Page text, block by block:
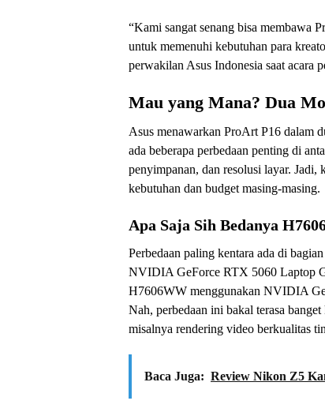
“Kami sangat senang bisa membawa
untuk memenuhi kebutuhan para
perwakilan Asus Indonesia saat acara
Mau yang Mana? Dua
Asus menawarkan ProArt P16 dalam
ada beberapa perbedaan penting di
penyimpanan, dan resolusi layar. Jadi,
kebutuhan dan budget masing-masing.
Apa Saja Sih Bedanya
Perbedaan paling kentara ada di
NVIDIA GeForce RTX 5060 Laptop
H7606WW menggunakan NVIDIA
Nah, perbedaan ini bakal terasa
misalnya rendering video berkualitas
Baca Juga: Review Nikon Z5